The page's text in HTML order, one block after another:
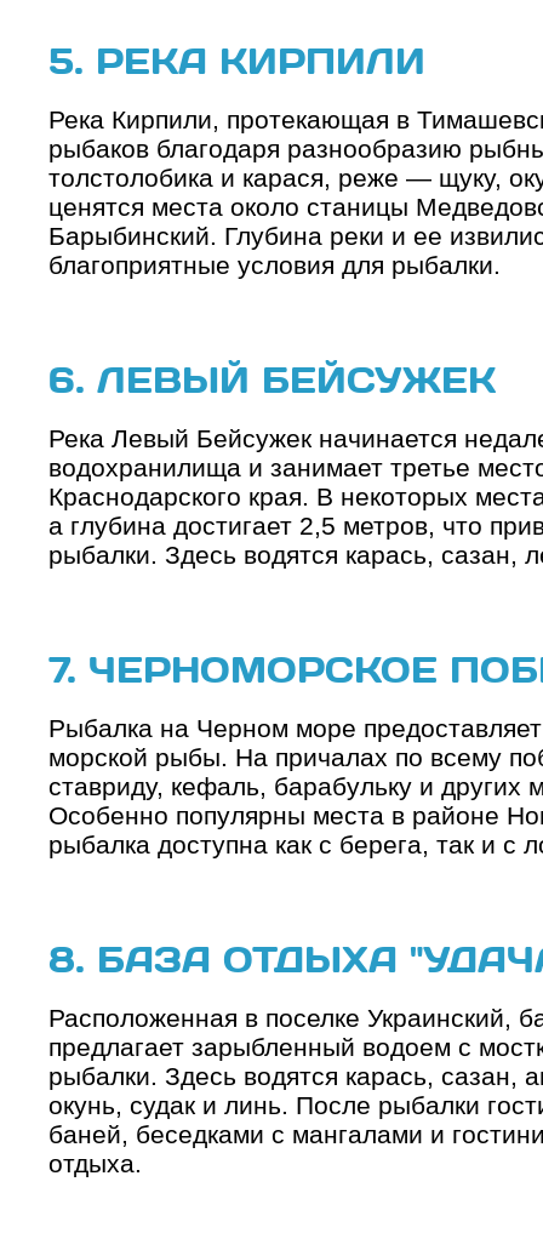
5. РЕКА КИРПИЛИ
Река Кирпили, протекающая в
рыбаков благодаря разнообразию
толстолобика и карася, реже — щуку,
ценятся места около станицы
Барыбинский. Глубина реки и ее
благоприятные условия для рыбалки.
6. ЛЕВЫЙ БЕЙСУЖЕК
Река Левый Бейсужек начинается
водохранилища и занимает третье
Краснодарского края. В некоторых
а глубина достигает 2,5 метров, что
рыбалки. Здесь водятся карась, сазан,
7. ЧЕРНОМОРСКОЕ
Рыбалка на Черном море
морской рыбы. На причалах по всему
ставриду, кефаль, барабульку и других
Особенно популярны места в районе
рыбалка доступна как с берега, так и с
8. БАЗА ОТДЫХА
Расположенная в поселке Украинский,
предлагает зарыбленный водоем с
рыбалки. Здесь водятся карась, сазан,
окунь, судак и линь. После рыбалки
баней, беседками с мангалами и
отдыха.